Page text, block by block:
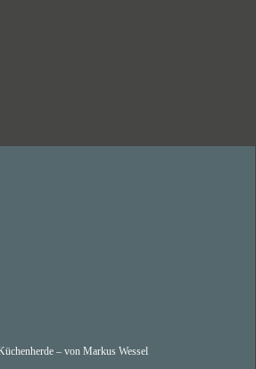
– von Markus Wessel